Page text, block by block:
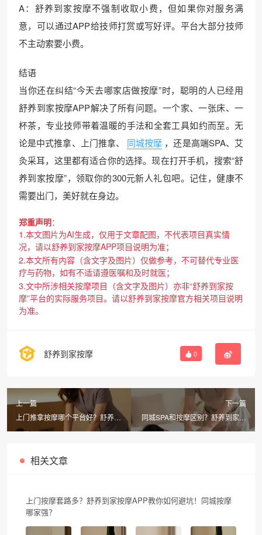
A：舒养到家按摩不强制收取小费，但如果你对服务满
意，可以通过APP给技师打赏或写好评。平台大部分技师
不主动索要小费。
结语
当你还在纠结“今天去哪家店做按摩”时，聪明的人已经用
舒养到家按摩APP解决了所有问题。一个家、一张床、一
杯茶，专业技师带着温暖的手法和全套工具如约而至。无
论是中式推拿、上门推拿、
同城按摩 ，还是高端SPA、艾
灸采耳，这里都有适合你的选择。现在打开手机，搜索“舒
养到家按摩”，领取你的300元新人礼包吧。记住，健康不
需要出门，美好就在身边。
郑重声明：
1.本文图片为AI生成，仅用于文章配图，不代表项目真实情
况，请以舒养到家按摩APP项目说明为准；
2.本文所有内容（含文字及图片）仅做参考，不可替代专业医
疗与药物，如有不适请遵医嘱和及时就医；
3.文中所涉相关按摩项目（含文字及图片）亦非“舒养到家按
摩”平台的实际服务项目。请以舒养到家按摩官方相关项目说明
为准。
舒养到家按摩 0
上一篇
上门推拿按摩哪个平台好？舒养到
家按摩300元券+30分钟上门
下一篇
同城SPA和按摩区别？舒养到家按
摩30分钟上门，24小时随叫随到
相关文章
上门按摩套路多？舒养到家按摩APP教你如何避坑！同城按摩
哪家强？